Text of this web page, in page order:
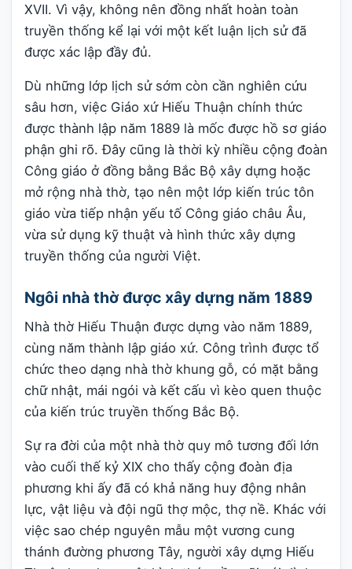
XVII. Vì vậy, không nên đồng nhất hoàn toàn
truyền thống kể lại với một kết luận lịch sử đã
được xác lập đầy đủ.
Dù những lớp lịch sử sớm còn cần nghiên cứu
sâu hơn, việc Giáo xứ Hiếu Thuận chính thức
được thành lập năm 1889 là mốc được hồ sơ giáo
phận ghi rõ. Đây cũng là thời kỳ nhiều cộng đoàn
Công giáo ở đồng bằng Bắc Bộ xây dựng hoặc
mở rộng nhà thờ, tạo nên một lớp kiến trúc tôn
giáo vừa tiếp nhận yếu tố Công giáo châu Âu,
vừa sử dụng kỹ thuật và hình thức xây dựng
truyền thống của người Việt.
Ngôi nhà thờ được xây dựng năm 1889
Nhà thờ Hiếu Thuận được dựng vào năm 1889,
cùng năm thành lập giáo xứ. Công trình được tổ
chức theo dạng nhà thờ khung gỗ, có mặt bằng
chữ nhật, mái ngói và kết cấu vì kèo quen thuộc
của kiến trúc truyền thống Bắc Bộ.
Sự ra đời của một nhà thờ quy mô tương đối lớn
vào cuối thế kỷ XIX cho thấy cộng đoàn địa
phương khi ấy đã có khả năng huy động nhân
lực, vật liệu và đội ngũ thợ mộc, thợ nề. Khác với
việc sao chép nguyên mẫu một vương cung
thánh đường phương Tây, người xây dựng Hiếu